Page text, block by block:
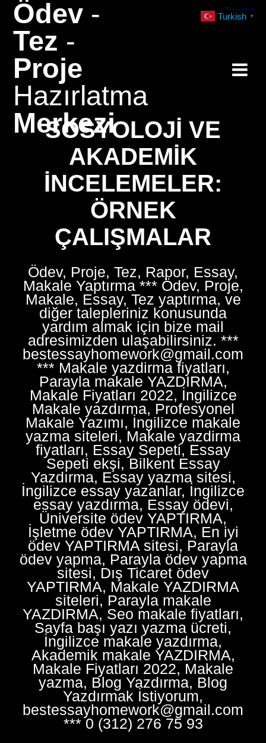
Ödev -
Tez -
Proje
Hazırlatma
Merkezi
SOSYOLOJI VE
AKADEMIK
İNCELEMELER:
ÖRNEK
ÇALIŞMALAR
Ödev, Proje, Tez, Rapor, Essay,
Makale Yaptırma *** Ödev, Proje,
Makale, Essay, Tez yaptırma, ve
diğer talepleriniz konusunda
yardım almak için bize mail
adresimizden ulaşabilirsiniz. ***
bestessayhomework@gmail.com
*** Makale yazdirma fiyatları,
Parayla makale YAZDIRMA,
Makale Fiyatları 2022, İngilizce
Makale yazdırma, Profesyonel
Makale Yazımı, İngilizce makale
yazma siteleri, Makale yazdirma
fiyatları, Essay Sepeti, Essay
Sepeti ekşi, Bilkent Essay
Yazdırma, Essay yazma sitesi,
İngilizce essay yazanlar, İngilizce
essay yazdırma, Essay ödevi,
Üniversite ödev YAPTIRMA,
İşletme ödev YAPTIRMA, En iyi
ödev YAPTIRMA sitesi, Parayla
ödev yapma, Parayla ödev yapma
sitesi, Dış Ticaret ödev
YAPTIRMA, Makale YAZDIRMA
siteleri, Parayla makale
YAZDIRMA, Seo makale fiyatları,
Sayfa başı yazı yazma ücreti,
İngilizce makale yazdırma,
Akademik makale YAZDIRMA,
Makale Fiyatları 2022, Makale
yazma, Blog Yazdırma, Blog
Yazdırmak İstiyorum,
bestessayhomework@gmail.com
*** 0 (312) 276 75 93
Turkish ▼